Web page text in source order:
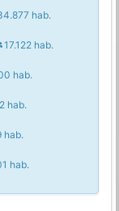
hab.
17.122 hab.
hab.
hab.
hab.
hab.